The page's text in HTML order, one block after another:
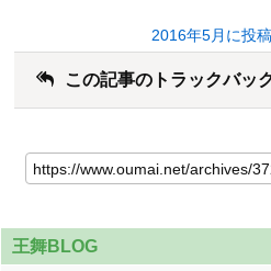
2016年5月に投
この記事のトラックバッ
王舞BLOG